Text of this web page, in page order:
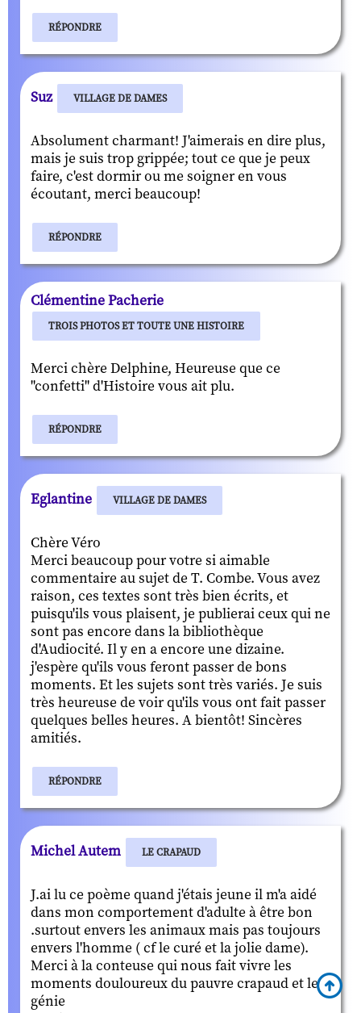
RÉPONDRE
Suz VILLAGE DE DAMES
Absolument charmant! J'aimerais en dire plus,
mais je suis trop grippée; tout ce que je peux
faire, c'est dormir ou me soigner en vous
écoutant, merci beaucoup!
RÉPONDRE
Clémentine Pacherie
TROIS PHOTOS ET TOUTE UNE HISTOIRE
Merci chère Delphine, Heureuse que ce
"confetti" d'Histoire vous ait plu.
RÉPONDRE
Eglantine VILLAGE DE DAMES
Chère Véro
Merci beaucoup pour votre si aimable
commentaire au sujet de T. Combe. Vous avez
raison, ces textes sont très bien écrits, et
puisqu'ils vous plaisent, je publierai ceux qui ne
sont pas encore dans la bibliothèque
d'Audiocité. Il y en a encore une dizaine.
j'espère qu'ils vous feront passer de bons
moments. Et les sujets sont très variés. Je suis
très heureuse de voir qu'ils vous ont fait passer
quelques belles heures. A bientôt! Sincères
amitiés.
RÉPONDRE
Michel Autem LE CRAPAUD
J.ai lu ce poème quand j'étais jeune il m'a aidé
dans mon comportement d'adulte à être bon
.surtout envers les animaux mais pas toujours
envers l'homme ( cf le curé et la jolie dame).
Merci à la conteuse qui nous fait vivre les
moments douloureux du pauvre crapaud et le
génie